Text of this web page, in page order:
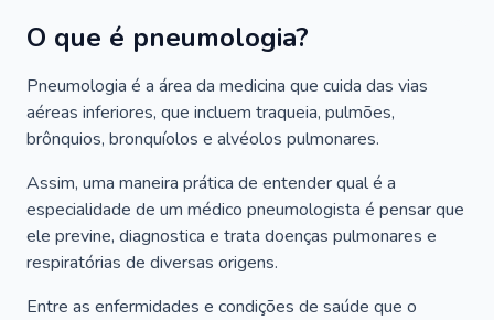
O que é pneumologia?
Pneumologia é a área da medicina que cuida das vias
aéreas inferiores, que incluem traqueia, pulmões,
brônquios, bronquíolos e alvéolos pulmonares.
Assim, uma maneira prática de entender qual é a
especialidade de um médico pneumologista é pensar que
ele previne, diagnostica e trata doenças pulmonares e
respiratórias de diversas origens.
Entre as enfermidades e condições de saúde que o